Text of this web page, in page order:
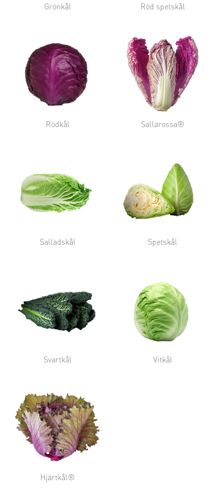
Grönkål Röd spetskål
Rödkål Sallarossa®
Salladskål Spetskål
Svartkål Vitkål
Hjärtkål®